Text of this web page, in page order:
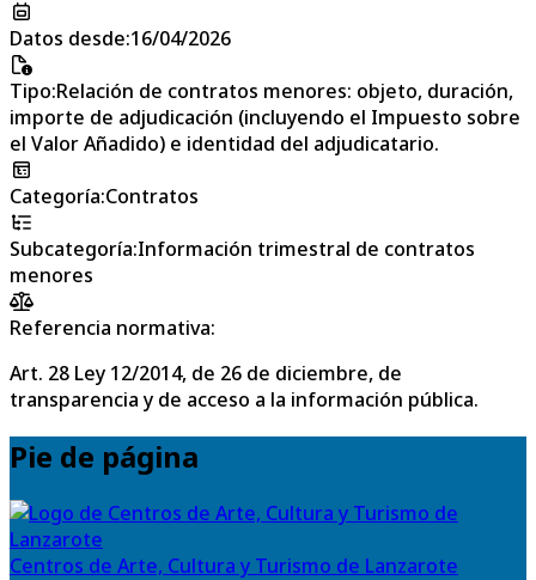
Datos desde:16/04/2026
Tipo:Relación de contratos menores: objeto, duración,
importe de adjudicación (incluyendo el Impuesto sobre
el Valor Añadido) e identidad del adjudicatario.
Categoría:Contratos
Subcategoría:Información trimestral de contratos
menores
Referencia normativa:
Art. 28 Ley 12/2014, de 26 de diciembre, de
transparencia y de acceso a la información pública.
Pie de página
Centros de Arte, Cultura y Turismo de Lanzarote